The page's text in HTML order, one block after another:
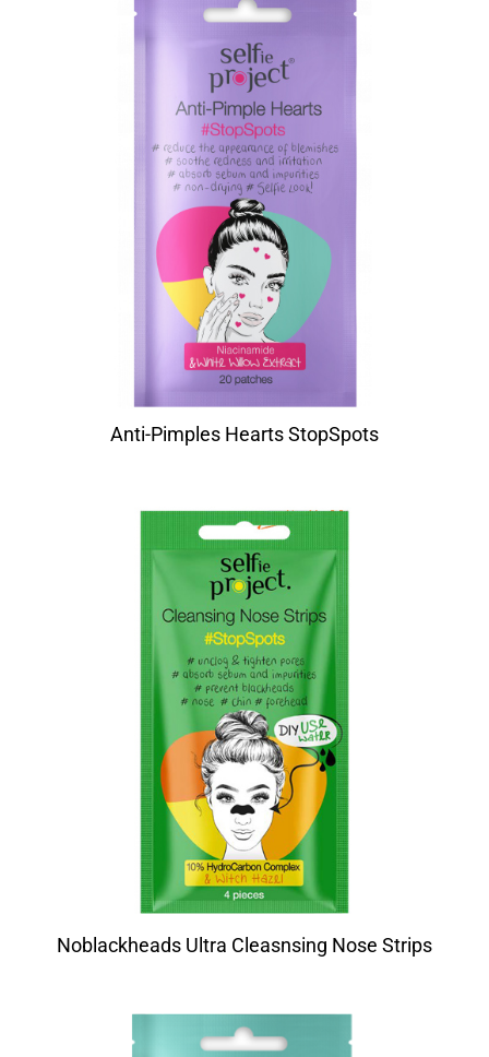
Anti-Pimples Hearts StopSpots
Noblackheads Ultra Cleasnsing Nose Strips